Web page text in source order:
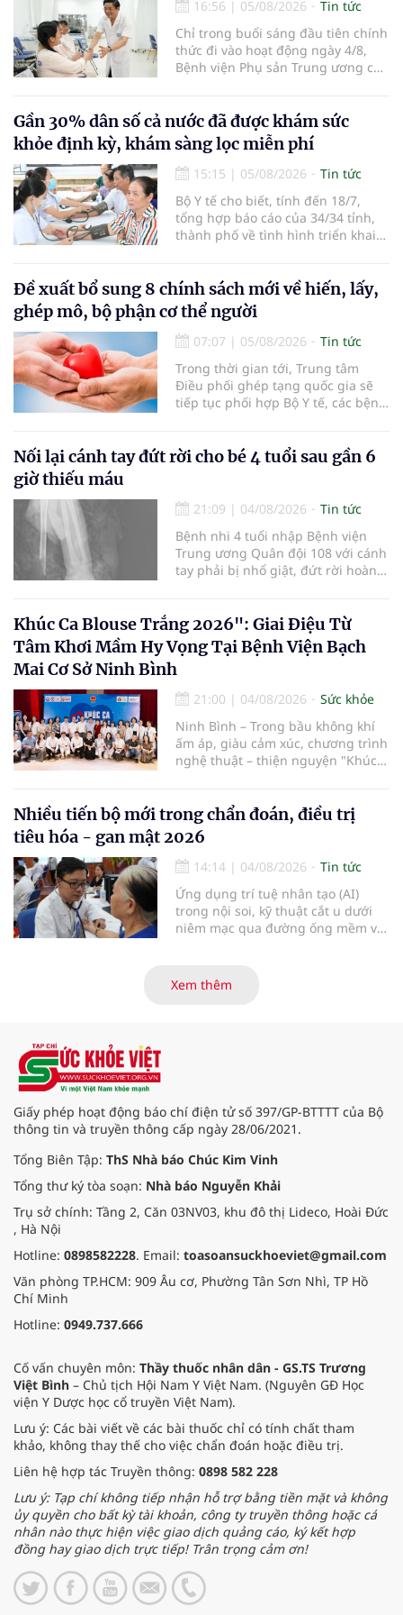
16:56 | 05/08/2026
Tin tức
Chỉ trong buổi sáng đầu tiên chính
thức đi vào hoạt động ngày 4/8,
Bệnh viện Phụ sản Trung ương cơ
em bé đầu tiên chào đời.
Gần 30% dân số cả nước đã được khám sức
khỏe định kỳ, khám sàng lọc miễn phí
15:15 | 05/08/2026
Tin tức
Bộ Y tế cho biết, tính đến 18/7,
tổng hợp báo cáo của 34/34 tỉnh,
thành phố về tình hình triển khai
nhận 32.286.360 người, chiếm gần
30% dân số cả nước đã được khám
sức khỏe định kỳ năm nay.
Đề xuất bổ sung 8 chính sách mới về hiến, lấy,
ghép mô, bộ phận cơ thể người
07:07 | 05/08/2026
Tin tức
Trong thời gian tới, Trung tâm
Điều phối ghép tạng quốc gia sẽ
tiếp tục phối hợp Bộ Y tế, các bệnh
cường truyền thông, hoàn thiện
quy trình chuyên môn và hệ thống
hiến và ghép mô tạng.
Nối lại cánh tay đứt rời cho bé 4 tuổi sau gần 6
giờ thiếu máu
21:09 | 04/08/2026
Tin tức
Bệnh nhi 4 tuổi nhập Bệnh viện
Trung ương Quân đội 108 với cánh
tay phải bị nhổ giật, đứt rời hoàn
thương nặng và thời gian thiếu
máu kéo dài, các bác sĩ đã tái lập
tuần hoàn thành công sau ca vi
phẫu kéo dài 3 giờ.
Khúc Ca Blouse Trắng 2026": Giai Điệu Từ
Tâm Khơi Mầm Hy Vọng Tại Bệnh Viện Bạch
Mai Cơ Sở Ninh Bình
21:00 | 04/08/2026
Sức khỏe
Ninh Bình – Trong bầu không khí
ấm áp, giàu cảm xúc, chương trình
nghệ thuật – thiện nguyện "Khúc
điểm dừng chân đầu tiên tại Bệnh
viện Bạch Mai cơ sở Ninh Bình.
Nhiều tiến bộ mới trong chẩn đoán, điều trị
tiêu hóa - gan mật 2026
14:14 | 04/08/2026
Tin tức
Ứng dụng trí tuệ nhân tạo (AI)
trong nội soi, kỹ thuật cắt u dưới
niêm mạc qua đường ống mềm và
là những nội dung trọng tâm được
Xem thêm
Giấy phép hoạt động báo chí điện tử số 397/GP-BTTTT của Bộ
thông tin và truyền thông cấp ngày 28/06/2021.
Tổng Biên Tập: ThS Nhà báo Chúc Kim Vinh
Tổng thư ký tòa soạn: Nhà báo Nguyễn Khải
Trụ sở chính: Tầng 2, Căn 03NV03, khu đô thị Lideco, Hoài Đức
, Hà Nội
Hotline: 0898582228. Email: toasoansuckhoeviet@gmail.com
Văn phòng TP.HCM: 909 Âu cơ, Phường Tân Sơn Nhì, TP Hồ
Chí Minh
Hotline: 0949.737.666
Cố vấn chuyên môn: Thầy thuốc nhân dân - GS.TS Trương
Việt Bình – Chủ tịch Hội Nam Y Việt Nam. (Nguyên GĐ Học
viện Y Dược học cổ truyền Việt Nam).
Lưu ý: Các bài viết về các bài thuốc chỉ có tính chất tham
khảo, không thay thế cho việc chẩn đoán hoặc điều trị.
Liên hệ hợp tác Truyền thông: 0898 582 228
Lưu ý: Tạp chí không tiếp nhận hỗ trợ bằng tiền mặt và không
ủy quyền cho bất kỳ tài khoản, công ty truyền thông hoặc cá
nhân nào thực hiện việc giao dịch quảng cáo, ký kết hợp
đồng hay giao dịch trực tiếp! Trân trọng cảm ơn!